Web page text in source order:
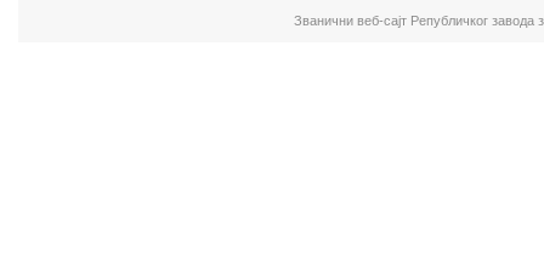
Званични веб-сајт Републичког